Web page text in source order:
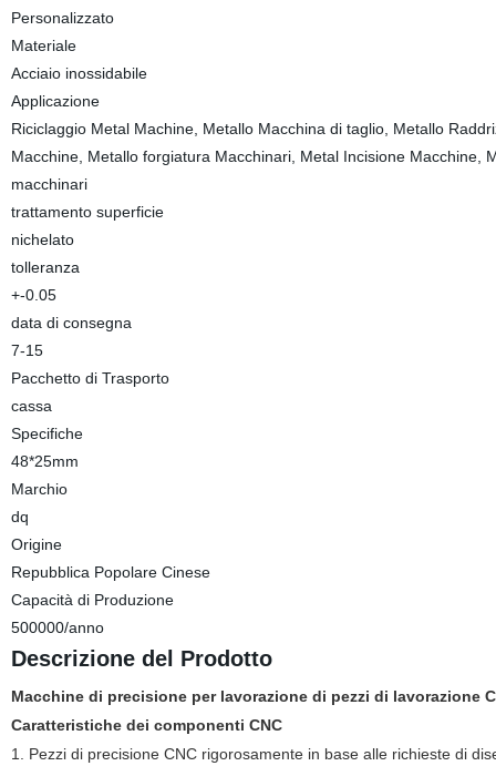
Personalizzato
Materiale
Acciaio inossidabile
Applicazione
Riciclaggio Metal Machine, Metallo Macchina di taglio, Metallo
Macchine, Metallo forgiatura Macchinari, Metal Incisione Macchine,
macchinari
trattamento superficie
nichelato
tolleranza
+-0.05
data di consegna
7-15
Pacchetto di Trasporto
cassa
Specifiche
48*25mm
Marchio
dq
Origine
Repubblica Popolare Cinese
Capacità di Produzione
500000/anno
Descrizione del Prodotto
Macchine di precisione per lavorazione di pezzi di lavorazione
Caratteristiche dei componenti CNC
1. Pezzi di precisione CNC rigorosamente in base alle richieste di